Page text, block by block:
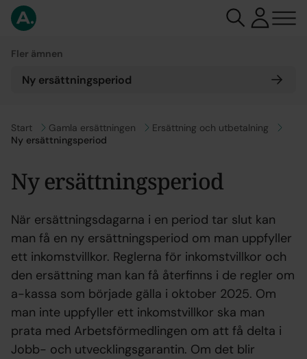
Fler ämnen
Ny ersättningsperiod
Gå till
Start Gå till
Gamla ersättningen Gå till
Ersättning och utbetalning
Ny ersättningsperiod
Ny ersättningsperiod
När ersättningsdagarna i en period tar slut kan
man få en ny ersättningsperiod om man uppfyller
ett inkomstvillkor. Reglerna för inkomstvillkor och
den ersättning man kan få återfinns i de regler om
a-kassa som började gälla i oktober 2025. Om
man inte uppfyller ett inkomstvillkor ska man
prata med Arbetsförmedlingen om att få delta i
Jobb- och utvecklingsgarantin. Om det blir